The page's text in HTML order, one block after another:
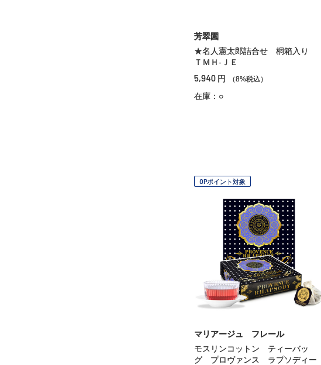
芳翠園
★名人憲太郎詰合せ 桐箱入り
ＴＭＨ‐ＪＥ
5,940 円 （8%税込）
在庫：○
OPポイント対象
マリアージュ フレール
モスリンコットン ティーバッ
グ プロヴァンス ラプソディー